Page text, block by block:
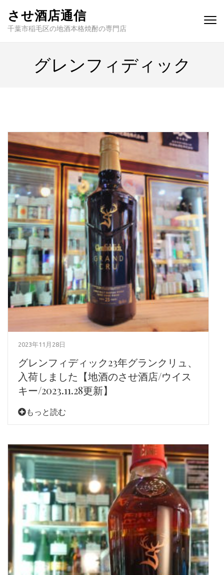
させ酒店通信
千葉市稲毛区の地酒本格焼酎の専門店
グレンフィディック
2023年11月28日
グレンフィディック23年グランクリュ、
入荷しました【地酒のさせ酒店/ウイス
キー/2023.11.28更新】
もっと読む